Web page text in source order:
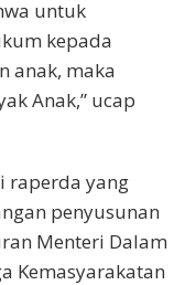
untuk
kepada
anak, maka
Anak,” ucap
raperda yang
penyusunan
Menteri Dalam
Kemasyarakatan